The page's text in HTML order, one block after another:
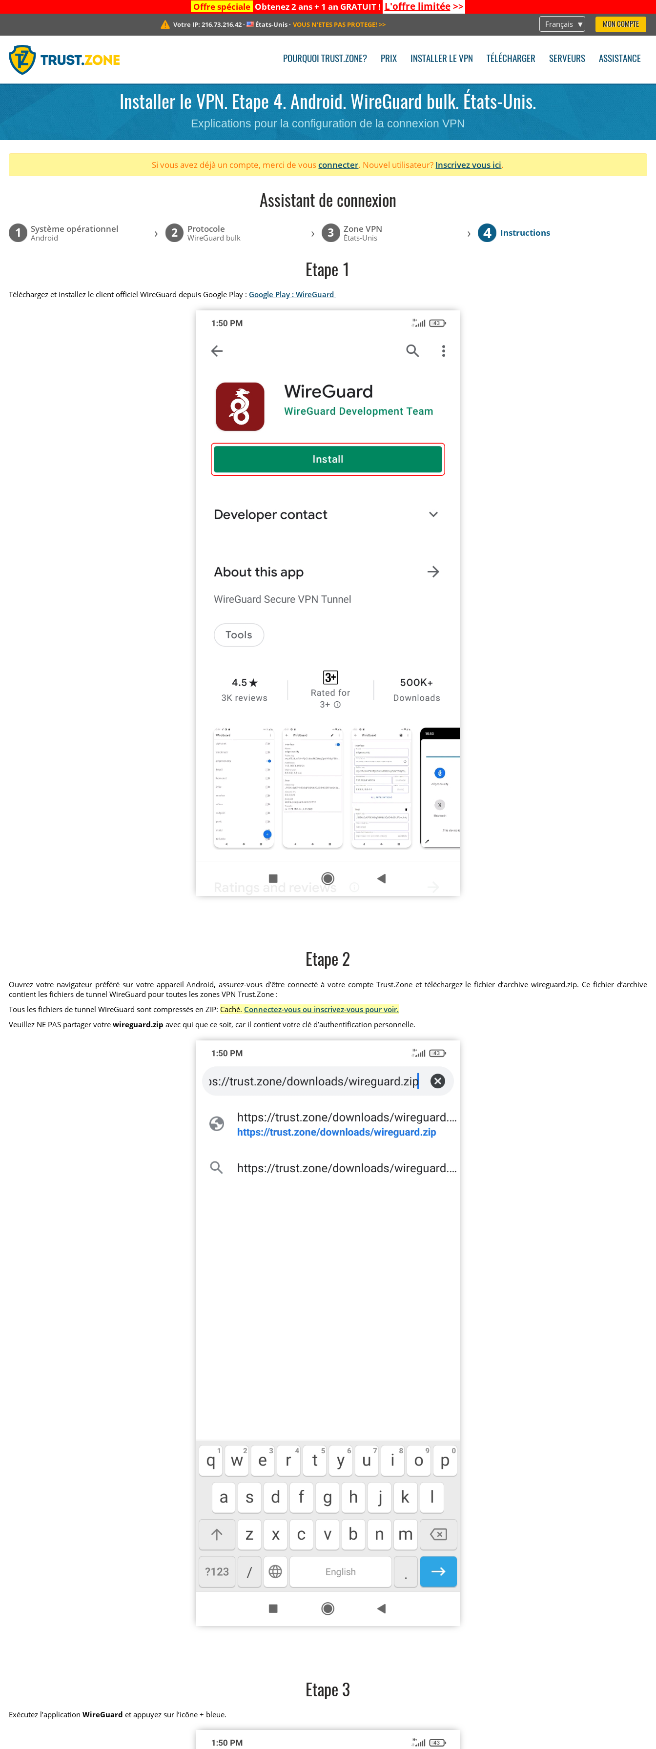
Offre spéciale Obtenez 2 ans + 1 an GRATUIT ! L'offre limitée>>
Français MON COMPTE
Votre IP:216.73.216.42 · États-Unis · VOUS N'ETES PAS PROTEGE! >>
POURQUOI TRUST.ZONE? PRIX INSTALLER LE VPN TÉLÉCHARGER SERVEURS ASSISTANCE
Installer le VPN. Etape 4. Android. WireGuard bulk. États-Unis.
Explications pour la configuration de la connexion VPN
Si vous avez déjà un compte, merci de vousconnecter. Nouvel utilisateur? Inscrivez vous ici.
Assistant de connexion
1 Système opérationnel
Android › 2 Protocole
WireGuard bulk › 3 Zone VPN
États-Unis › 4 Instructions
Etape 1
Téléchargez et installez le client officiel WireGuard depuis Google Play : Google Play : WireGuard
Etape 2
Ouvrez votre navigateur préféré sur votre appareil Android, assurez-vous d’être connecté à votre compte Trust.Zone et téléchargez le fichier d’archive wireguard.zip. Ce fichier d’archive
contient les fichiers de tunnel WireGuard pour toutes les zones VPN Trust.Zone :
Tous les fichiers de tunnel WireGuard sont compressés en ZIP: Caché. Connectez-vous ou inscrivez-vous pour voir.
Veuillez NE PAS partager votrewireguard.zip avec qui que ce soit, car il contient votre clé d’authentification personnelle.
Etape 3
Exécutez l’applicationWireGuard et appuyez sur l’icône + bleue.